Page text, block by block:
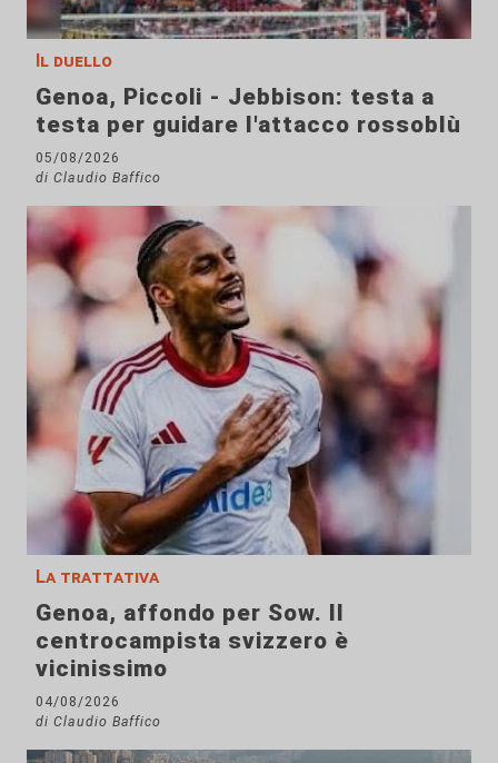
Il duello
Genoa, Piccoli - Jebbison: testa a
testa per guidare l'attacco rossoblù
05/08/2026
di Claudio Baffico
La trattativa
Genoa, affondo per Sow. Il
centrocampista svizzero è
vicinissimo
04/08/2026
di Claudio Baffico